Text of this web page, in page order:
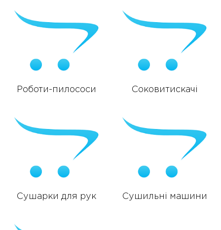
Роботи-пилососи Соковитискачі
Сушарки для рук Сушильні машини